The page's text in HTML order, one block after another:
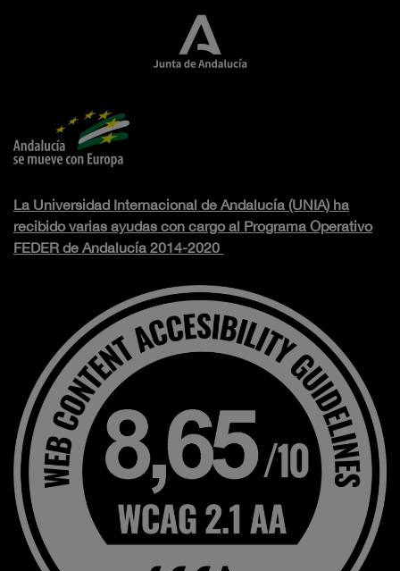
La Universidad Internacional de Andalucía (UNIA) ha
recibido varias ayudas con cargo al Programa Operativo
FEDER de Andalucía 2014-2020